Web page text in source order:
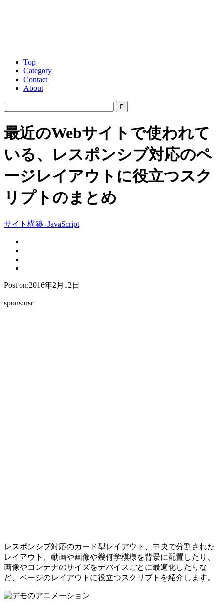
Top
Category
Contact
About
最近のWebサイトで使われて
いる、レスポンシブ対応のペ
ージレイアウトに役立つスク
リプトのまとめ
サイト構築 -JavaScript
Post on:2016年2月12日
sponsorsr
レスポンシブ対応のカード型レイアウト、中央で分割された
レイアウト、動画や画像や幾何学模様を背景に配置したり、
画像やコンテナのサイズをデバイスごとに最適化したりな
ど、ページのレイアウトに役立つスクリプトを紹介します。